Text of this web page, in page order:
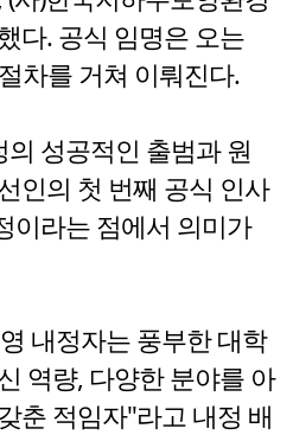
다. 공식 임명은 오는
차를 거쳐 이뤄진다.
성공적인 출범과 원
인의 첫 번째 공식 인사
이라는 점에서 의미가
내정자는 풍부한 대학
역량, 다양한 분야를 아
춘 적임자"라고 내정 배